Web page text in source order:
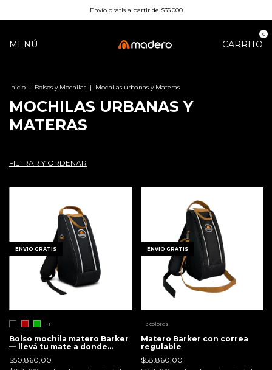
Envío gratis a partir de $35.000
MENÚ CARRITO
0
Inicio | Bolsos y Mochilas | Mochilas urbanas y Materas
MOCHILAS URBANAS Y
MATERAS
FILTRAR Y ORDENAR
ENVÍO GRATIS
+1
Bolso mochila matero Barker
— llevá tu mate a donde
$50.860,00
ENVÍO GRATIS
3 colores
Matero Barker con correa
regulable
$58.860,00